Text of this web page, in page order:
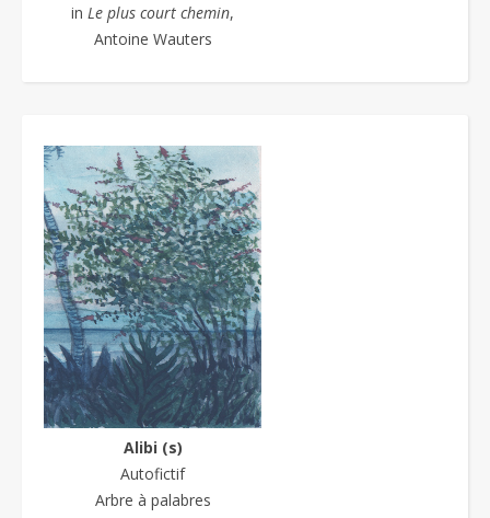
in Le plus court chemin,
Antoine Wauters
Alibi (s)
Autofictif
Arbre à palabres